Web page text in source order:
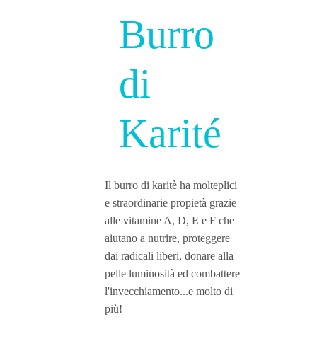
Burro
di
Karité
Il burro di karitè ha molteplici
e straordinarie propietà grazie
alle vitamine A, D, E e F che
aiutano a nutrire, proteggere
dai radicali liberi, donare alla
pelle luminosità ed combattere
l'invecchiamento...e molto di
più!